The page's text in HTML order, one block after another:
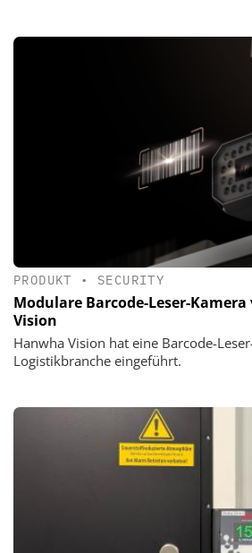
PRODUKT • SECURITY
Modulare Barcode-Leser-
Vision
Hanwha Vision hat eine Barcode-
Logistikbranche eingeführt.